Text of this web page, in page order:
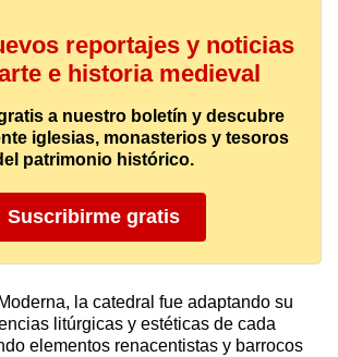
reportajes y noticias
e historia medieval
a nuestro boletín y descubre
iglesias, monasterios y tesoros
patrimonio histórico.
Suscribirme gratis
la catedral fue adaptando su
litúrgicas y estéticas de cada
elementos renacentistas y barrocos